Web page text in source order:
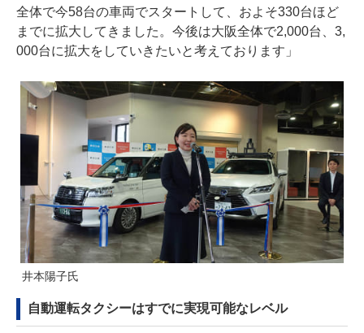
全体で今58台の車両でスタートして、およそ330台ほど
までに拡大してきました。今後は大阪全体で2,000台、3,
000台に拡大をしていきたいと考えております」
井本陽子氏
自動運転タクシーはすでに実現可能なレベル